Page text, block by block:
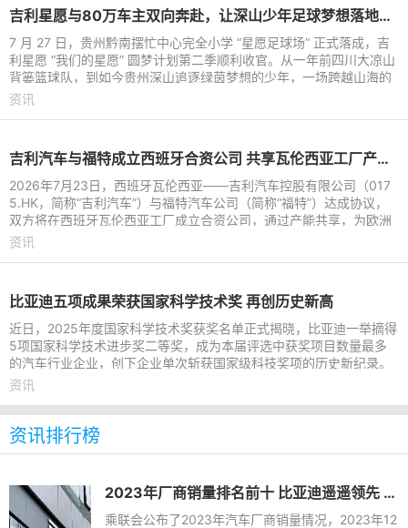
吉利星愿与80万车主双向奔赴，让深山少年足球梦想落地生根
7 月 27 日，贵州黔南摆忙中心完全小学 “星愿足球场” 正式落成，吉
利星愿 “我们的星愿” 圆梦计划第二季顺利收官。从一年前四川大凉山
背篓篮球队，到如今贵州深山追逐绿茵梦想的少年，一场跨越山海的
公益接力持续
资讯
吉利汽车与福特成立西班牙合资公司 共享瓦伦西亚工厂产能进行本地化生产
2026年7月23日，西班牙瓦伦西亚——吉利汽车控股有限公司（017
5.HK，简称“吉利汽车”）与福特汽车公司（简称“福特”）达成协议，
双方将在西班牙瓦伦西亚工厂成立合资公司，通过产能共享，为欧洲
市场打造吉利及福特
资讯
比亚迪五项成果荣获国家科学技术奖 再创历史新高
近日，2025年度国家科学技术奖获奖名单正式揭晓，比亚迪一举摘得
5项国家科学技术进步奖二等奖，成为本届评选中获奖项目数量最多
的汽车行业企业，创下企业单次斩获国家级科技奖项的历史新纪录。
目前比亚迪已全面贯通新
资讯
资讯排行榜
2023年厂商销量排名前十 比亚迪遥遥领先 长城垫底
乘联会公布了2023年汽车厂商销量情况，2023年12